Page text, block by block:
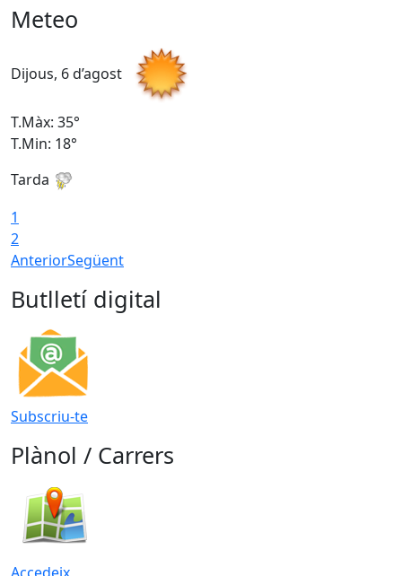
Meteo
Dijous, 6 d’agost
T.Màx: 35°
T.Min: 18°
Tarda
1
2
AnteriorSegüent
Butlletí digital
Subscriu-te
Plànol / Carrers